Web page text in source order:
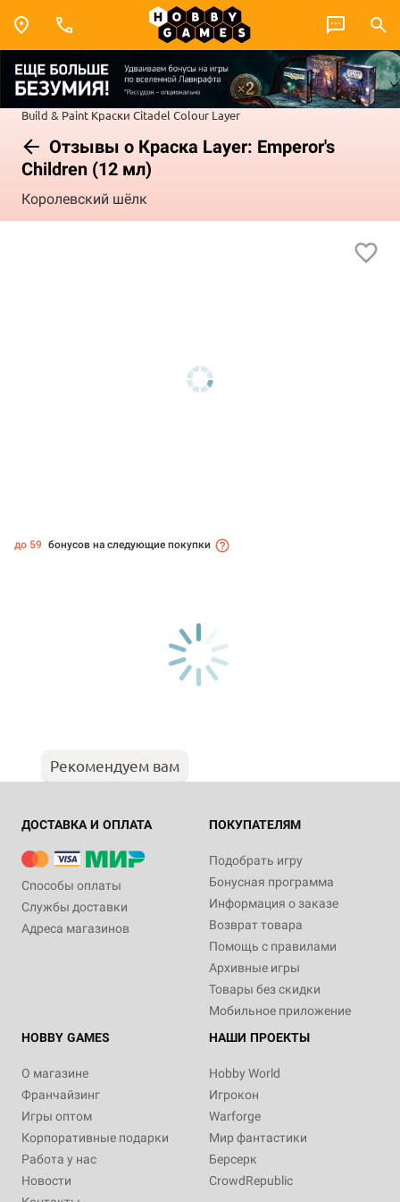
Build & Paint Краски Citadel Colour Layer
Отзывы о Краска Layer: Emperor's
Children (12 мл)
Королевский шёлк
до 59 бонусов на следующие покупки
Рекомендуем вам
ДОСТАВКА И ОПЛАТА
Способы оплаты
Службы доставки
Адреса магазинов
ПОКУПАТЕЛЯМ
Подобрать игру
Бонусная программа
Информация о заказе
Возврат товара
Помощь с правилами
Архивные игры
Товары без скидки
Мобильное приложение
HOBBY GAMES
О магазине
Франчайзинг
Игры оптом
Корпоративные подарки
Работа у нас
Новости
НАШИ ПРОЕКТЫ
Hobby World
Игрокон
Warforge
Мир фантастики
Берсерк
CrowdRepublic